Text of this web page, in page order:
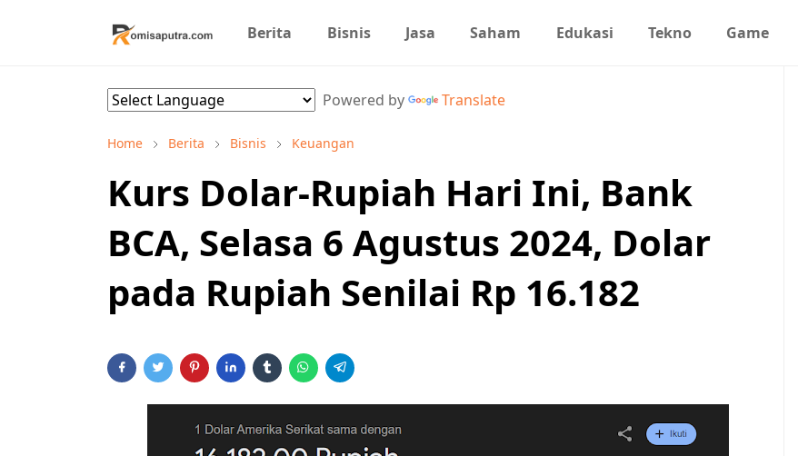
Berita Bisnis Jasa Saham Edukasi Tekno Game
Powered by Translate
Home Berita Bisnis Keuangan
Kurs Dolar-Rupiah Hari Ini, Bank
BCA, Selasa 6 Agustus 2024, Dolar
pada Rupiah Senilai Rp 16.182